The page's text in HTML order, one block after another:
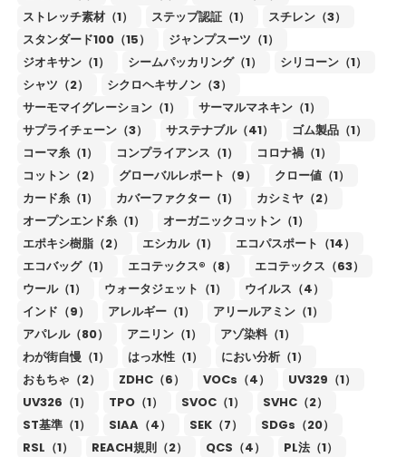
ストレッチ素材（1）
ステップ認証（1）
スチレン（3）
スタンダード100（15）
ジャンプスーツ（1）
ジオキサン（1）
シームパッカリング（1）
シリコーン（1）
シャツ（2）
シクロヘキサノン（3）
サーモマイグレーション（1）
サーマルマネキン（1）
サプライチェーン（3）
サステナブル（41）
ゴム製品（1）
コーマ糸（1）
コンプライアンス（1）
コロナ禍（1）
コットン（2）
グローバルレポート（9）
クロー値（1）
カード糸（1）
カバーファクター（1）
カシミヤ（2）
オープンエンド糸（1）
オーガニックコットン（1）
エポキシ樹脂（2）
エシカル（1）
エコパスポート（14）
エコバッグ（1）
エコテックス®（8）
エコテックス（63）
ウール（1）
ウォータジェット（1）
ウイルス（4）
インド（9）
アレルギー（1）
アリールアミン（1）
アパレル（80）
アニリン（1）
アゾ染料（1）
わが街自慢（1）
はっ水性（1）
におい分析（1）
おもちゃ（2）
ZDHC（6） VOCs（4）
UV329（1）
UV326（1）
TPO（1） SVOC（1）
SVHC（2）
ST基準（1）
SIAA（4） SEK（7）
SDGs（20）
RSL（1）
REACH規則（2） QCS（4）
PL法（1）